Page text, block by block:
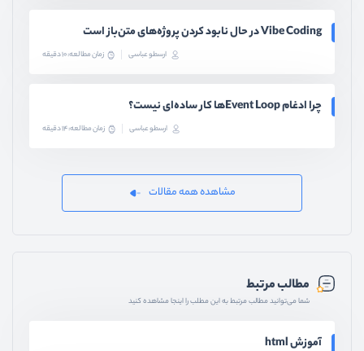
Vibe Coding در حال نابود کردن پروژه‌های متن‌باز است
ارسطو عباسی زمان مطالعه: 10 دقیقه
چرا ادغام Event Loopها کار ساده‌ای نیست؟
ارسطو عباسی زمان مطالعه: 14 دقیقه
مشاهده همه مقالات
مطالب مرتبط
شما می‌توانید مطالب مرتبط به این مطلب را اینجا مشاهده کنید
آموزش html